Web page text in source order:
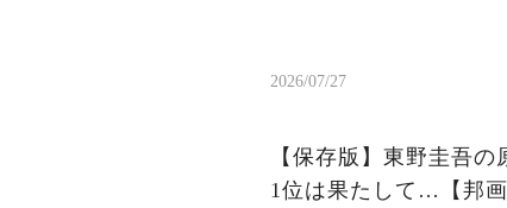
2026/07/27
【保存版】東野圭吾
1位は果たして…【邦画